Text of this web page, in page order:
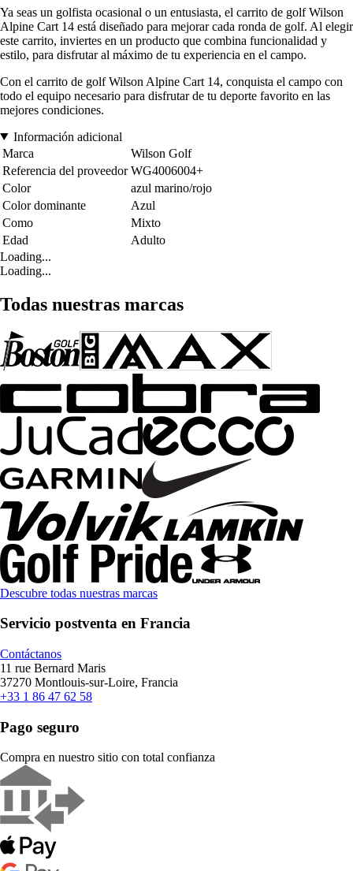
Ya seas un golfista ocasional o un entusiasta, el carrito de golf Wilson
Alpine Cart 14 está diseñado para mejorar cada ronda de golf. Al elegir
este carrito, inviertes en un producto que combina funcionalidad y
estilo, para disfrutar al máximo de tu experiencia en el campo.
Con el carrito de golf Wilson Alpine Cart 14, conquista el campo con
todo el equipo necesario para disfrutar de tu deporte favorito en las
mejores condiciones.
Información adicional
Marca
Wilson Golf
Referencia del proveedor WG4006004+
Color
azul marino/rojo
Color dominante
Azul
Como
Mixto
Edad
Adulto
Loading...
Loading...
Todas nuestras marcas
Descubre todas nuestras marcas
Servicio postventa en Francia
Contáctanos
11 rue Bernard Maris
37270 Montlouis-sur-Loire, Francia
+33 1 86 47 62 58
Pago seguro
Compra en nuestro sitio con total confianza